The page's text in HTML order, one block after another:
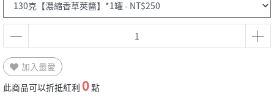
加入最愛
此商品可以折抵紅利 0點